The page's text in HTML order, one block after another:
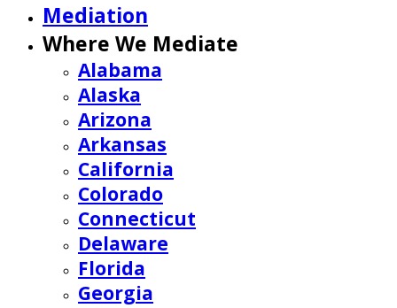
Mediation
Where We Mediate
Alabama
Alaska
Arizona
Arkansas
California
Colorado
Connecticut
Delaware
Florida
Georgia